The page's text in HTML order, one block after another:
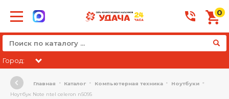
0
Город:
Главная Каталог Компьютерная техника
Ноутбуки
Ноутбук Note ntel celeron n5095